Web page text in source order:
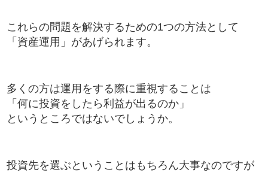
これらの問題を解決するための1つの方法として
「資産運用」があげられます。
多くの方は運用をする際に重視することは
「何に投資をしたら利益が出るのか」
というところではないでしょうか。
投資先を選ぶということはもちろん大事なのですが